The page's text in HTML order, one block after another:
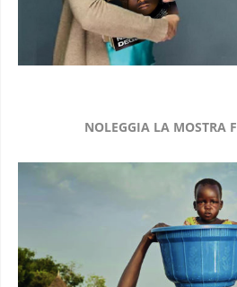
NOLEGGIA LA MOSTRA